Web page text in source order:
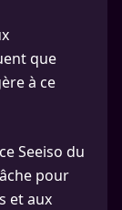
que
à ce
Seeiso du
pour
et aux